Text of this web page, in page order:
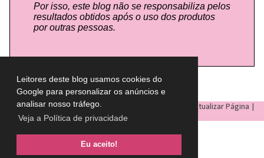
Leitores deste blog usamos cookies do
Google para personalizar os anúncios e
analisar nosso tráfego.
Veja a Política de privacidade
Eu aceito!
Por isso, este blog não se responsabiliza pelos
resultados obtidos após o uso dos produtos
por outras pessoas.
LULU ON THE SKY - Todos os direitos reservados © | Atualizar Página